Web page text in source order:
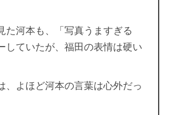
た河本も、「写真うますぎる
していたが、福田の表情は硬い
、よほど河本の言葉は心外だっ